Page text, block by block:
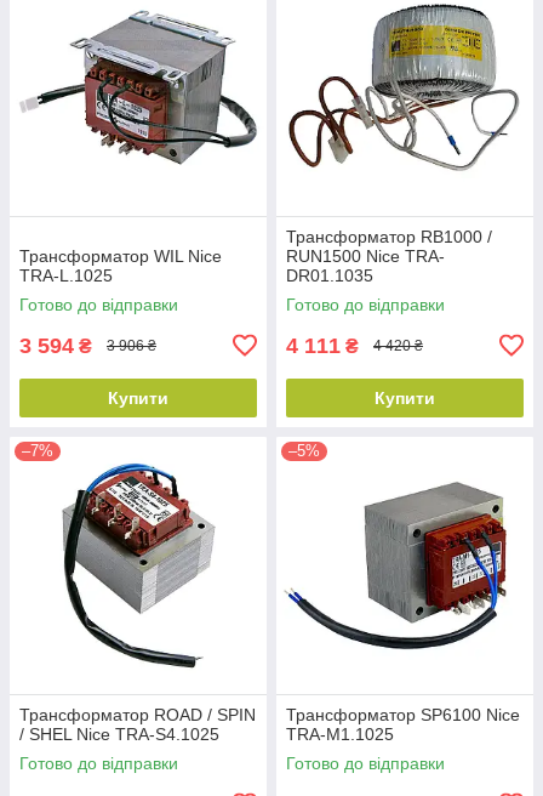
Трансформатор WIL Nice
TRA-L.1025
Готово до відправки
3 594 ₴ 3 906 ₴
Купити
Трансформатор RB1000 /
RUN1500 Nice TRA-
DR01.1035
Готово до відправки
4 111 ₴ 4 420 ₴
Купити
–7%
Трансформатор ROAD / SPIN
/ SHEL Nice TRA-S4.1025
Готово до відправки
–5%
Трансформатор SP6100 Nice
TRA-M1.1025
Готово до відправки